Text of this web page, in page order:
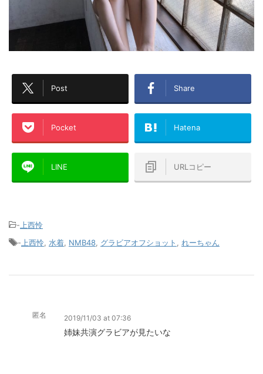
Post Share
Pocket Hatena
LINE URLコピー
- 上西怜
- 上西怜 水着 NMB48 グラビアオフショット れーちゃん
匿名 2019/11/03 at 07:36
姉妹共演グラビアが見たいな